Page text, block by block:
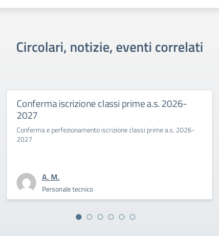
Circolari, notizie, eventi correlati
classi prime a.s. 2026-
iscrizione classi prime a.s. 2026-
Primo giorno
La Dirigente Bertini: